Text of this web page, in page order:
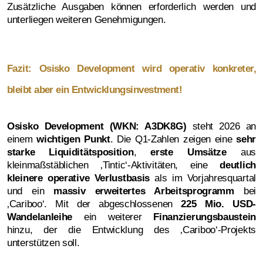
Zusätzliche Ausgaben können erforderlich werden und
unterliegen weiteren Genehmigungen.
Fazit: Osisko Development wird operativ konkreter,
bleibt aber ein Entwicklungsinvestment!
Osisko Development (WKN: A3DK8G) steht 2026 an
einemwichtigen Punkt. Die Q1-Zahlen zeigen einesehr
starke Liquiditätsposition,erste Umsätzeaus
kleinmaßstäblichen ‚Tintic‘-Aktivitäten, einedeutlich
kleinere operative Verlustbasis als im Vorjahresquartal
und ein massiv erweitertes Arbeitsprogramm bei
‚Cariboo‘. Mit der abgeschlossenen225 Mio. USD-
Wandelanleihe ein weiterer Finanzierungsbaustein
hinzu, der die Entwicklung des ‚Cariboo‘-Projekts
unterstützen soll.